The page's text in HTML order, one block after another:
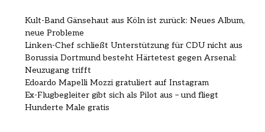
Kult-Band Gänsehaut aus Köln ist zurück: Neues Album,
neue Probleme
Linken-Chef schließt Unterstützung für CDU nicht aus
Borussia Dortmund besteht Härtetest gegen Arsenal:
Neuzugang trifft
Edoardo Mapelli Mozzi gratuliert auf Instagram
Ex-Flugbegleiter gibt sich als Pilot aus – und fliegt
Hunderte Male gratis